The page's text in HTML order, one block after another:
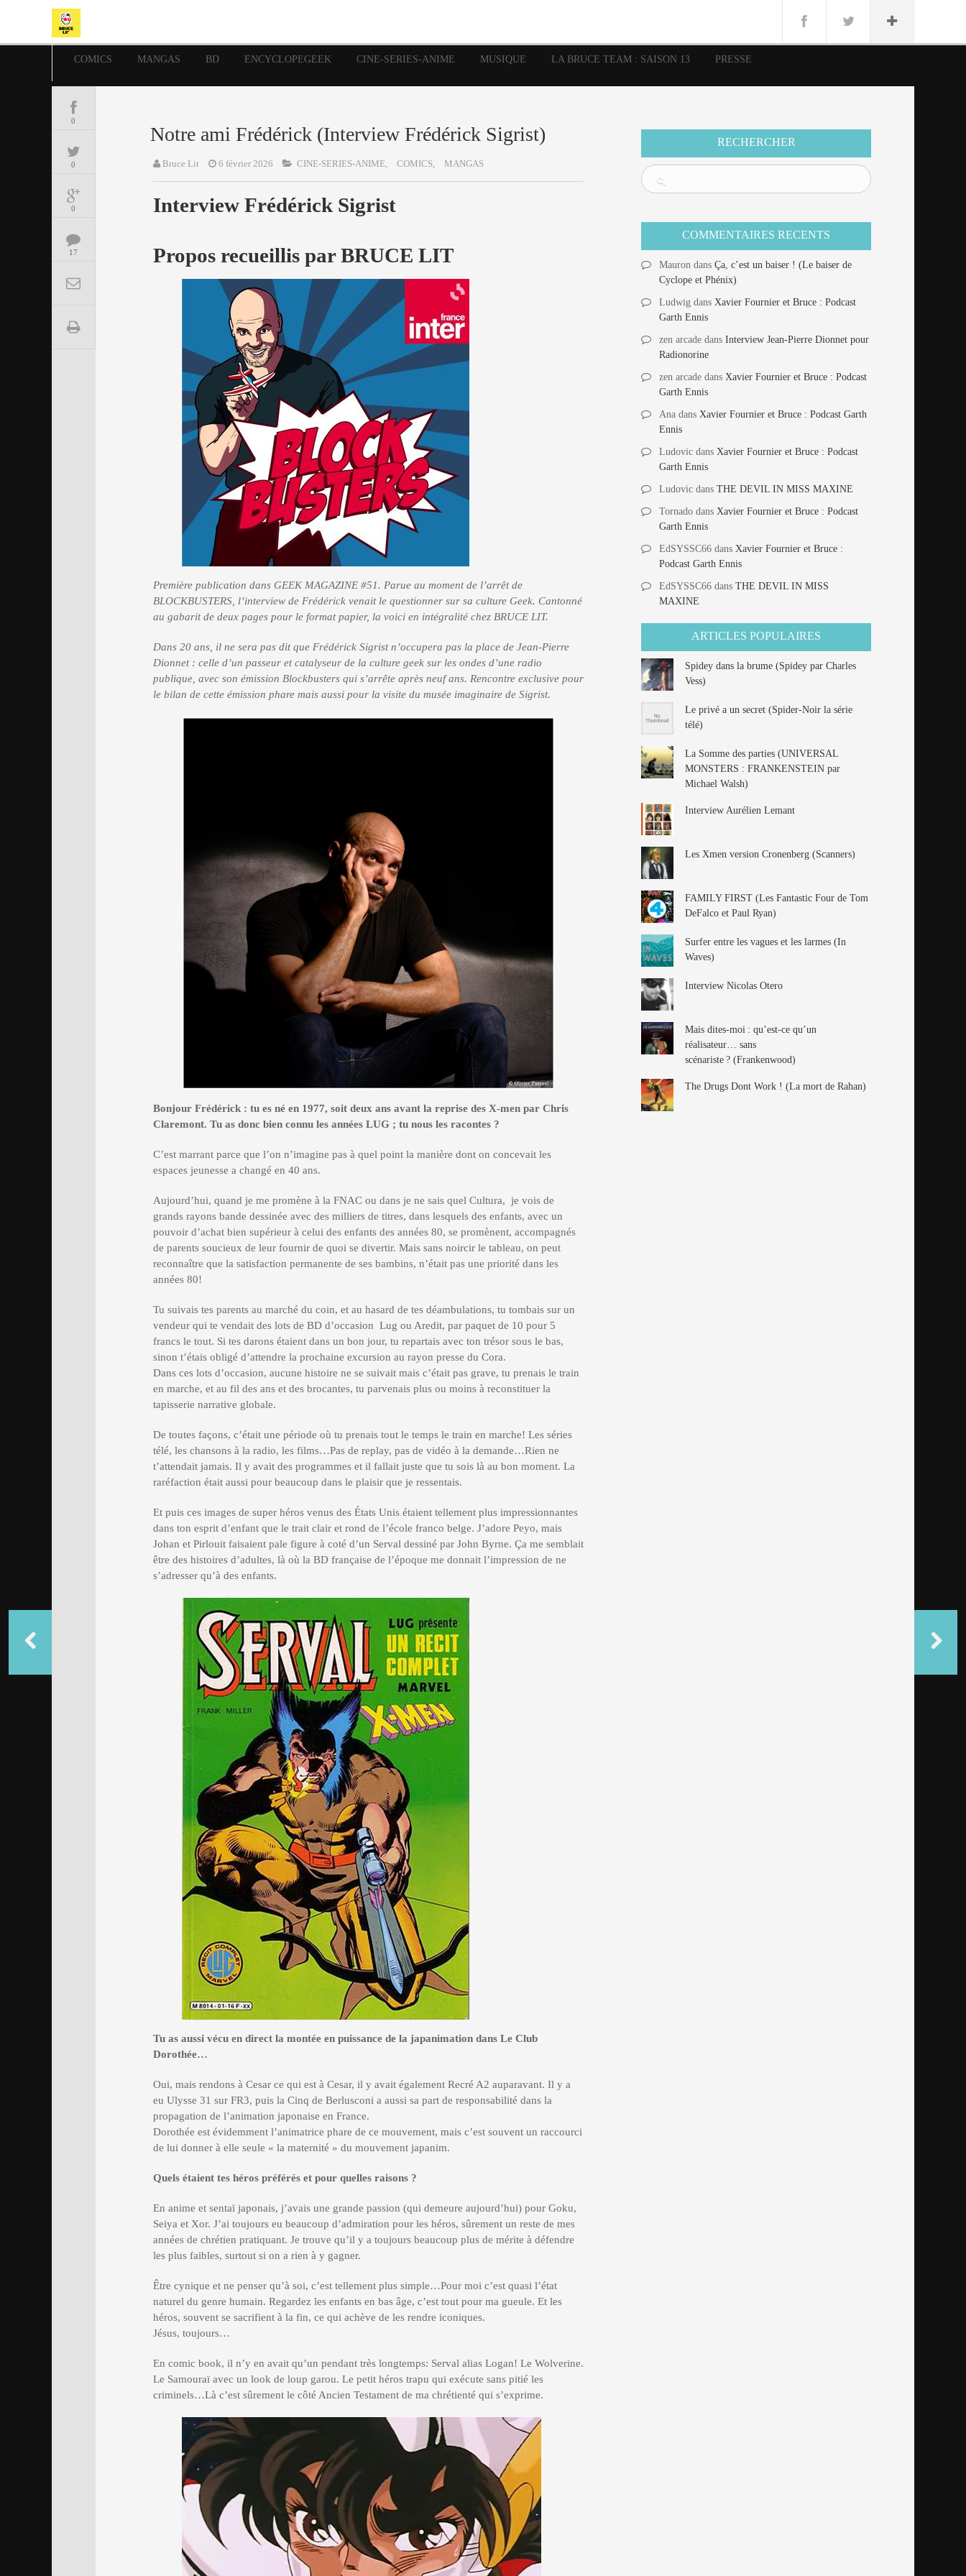
COMICS MANGAS BD ENCYCLOPEGEEK CINE-SERIES-ANIME MUSIQUE LA BRUCE TEAM : SAISON 13 PRESSE
0
0
0
17
Notre ami Frédérick (Interview Frédérick Sigrist)
Bruce Lit 6 février 2026 CINE-SERIES-ANIME, COMICS, MANGAS
Interview Frédérick Sigrist
Propos recueillis par BRUCE LIT
Première publication dans GEEK MAGAZINE #51. Parue au moment de l’arrêt de
BLOCKBUSTERS, l’interview de Frédérick venait le questionner sur sa culture Geek. Cantonné
au gabarit de deux pages pour le format papier, la voici en intégralité chez BRUCE LIT.
Dans 20 ans, il ne sera pas dit que Frédérick Sigrist n’occupera pas la place de Jean-Pierre
Dionnet : celle d’un passeur et catalyseur de la culture geek sur les ondes d’une radio
publique, avec son émission Blockbusters qui s’arrête après neuf ans. Rencontre exclusive pour
le bilan de cette émission phare mais aussi pour la visite du musée imaginaire de Sigrist.
Bonjour Frédérick : tu es né en 1977, soit deux ans avant la reprise des X-men par Chris
Claremont. Tu as donc bien connu les années LUG ; tu nous les racontes ?
C’est marrant parce que l’on n’imagine pas à quel point la manière dont on concevait les
espaces jeunesse a changé en 40 ans.
Aujourd’hui, quand je me promène à la FNAC ou dans je ne sais quel Cultura, je vois de
grands rayons bande dessinée avec des milliers de titres, dans lesquels des enfants, avec un
pouvoir d’achat bien supérieur à celui des enfants des années 80, se promènent, accompagnés
de parents soucieux de leur fournir de quoi se divertir. Mais sans noircir le tableau, on peut
reconnaître que la satisfaction permanente de ses bambins, n’était pas une priorité dans les
années 80!
Tu suivais tes parents au marché du coin, et au hasard de tes déambulations, tu tombais sur un
vendeur qui te vendait des lots de BD d’occasion Lug ou Aredit, par paquet de 10 pour 5
francs le tout. Si tes darons étaient dans un bon jour, tu repartais avec ton trésor sous le bas,
sinon t’étais obligé d’attendre la prochaine excursion au rayon presse du Cora.
Dans ces lots d’occasion, aucune histoire ne se suivait mais c’était pas grave, tu prenais le train
en marche, et au fil des ans et des brocantes, tu parvenais plus ou moins à reconstituer la
tapisserie narrative globale.
De toutes façons, c’était une période où tu prenais tout le temps le train en marche! Les séries
télé, les chansons à la radio, les films…Pas de replay, pas de vidéo à la demande…Rien ne
t’attendait jamais. Il y avait des programmes et il fallait juste que tu sois là au bon moment. La
raréfaction était aussi pour beaucoup dans le plaisir que je ressentais.
Et puis ces images de super héros venus des États Unis étaient tellement plus impressionnantes
dans ton esprit d’enfant que le trait clair et rond de l’école franco belge. J’adore Peyo, mais
Johan et Pirlouit faisaient pale figure à coté d’un Serval dessiné par John Byrne. Ça me semblait
être des histoires d’adultes, là où la BD française de l’époque me donnait l’impression de ne
s’adresser qu’à des enfants.
Tu as aussi vécu en direct la montée en puissance de la japanimation dans Le Club
Dorothée…
Oui, mais rendons à Cesar ce qui est à Cesar, il y avait également Recré A2 auparavant. Il y a
eu Ulysse 31 sur FR3, puis la Cinq de Berlusconi a aussi sa part de responsabilité dans la
propagation de l’animation japonaise en France.
Dorothée est évidemment l’animatrice phare de ce mouvement, mais c’est souvent un raccourci
de lui donner à elle seule « la maternité » du mouvement japanim.
Quels étaient tes héros préférés et pour quelles raisons ?
En anime et sentaï japonais, j’avais une grande passion (qui demeure aujourd’hui) pour Goku,
Seiya et Xor. J’ai toujours eu beaucoup d’admiration pour les héros, sûrement un reste de mes
années de chrétien pratiquant. Je trouve qu’il y a toujours beaucoup plus de mérite à défendre
les plus faibles, surtout si on a rien à y gagner.
Être cynique et ne penser qu’à soi, c’est tellement plus simple…Pour moi c’est quasi l’état
naturel du genre humain. Regardez les enfants en bas âge, c’est tout pour ma gueule. Et les
héros, souvent se sacrifient à la fin, ce qui achève de les rendre iconiques.
Jésus, toujours…
En comic book, il n’y en avait qu’un pendant très longtemps: Serval alias Logan! Le Wolverine.
Le Samouraï avec un look de loup garou. Le petit héros trapu qui exécute sans pitié les
criminels…Là c’est sûrement le côté Ancien Testament de ma chrétienté qui s’exprime.
RECHERCHER
COMMENTAIRES RECENTS
Mauron dansÇa, c’est un baiser ! (Le baiser de
Cyclope et Phénix)
Ludwig dansXavier Fournier et Bruce : Podcast
Garth Ennis
zen arcade dansInterview Jean-Pierre Dionnet pour
Radionorine
zen arcade dansXavier Fournier et Bruce : Podcast
Garth Ennis
Ana dansXavier Fournier et Bruce : Podcast Garth
Ennis
Ludovic dansXavier Fournier et Bruce : Podcast
Garth Ennis
Ludovic dansTHE DEVIL IN MISS MAXINE
Tornado dansXavier Fournier et Bruce : Podcast
Garth Ennis
EdSYSSC66 dansXavier Fournier et Bruce :
Podcast Garth Ennis
EdSYSSC66 dansTHE DEVIL IN MISS
MAXINE
ARTICLES POPULAIRES
Spidey dans la brume (Spidey par Charles
Vess)
Le privé a un secret (Spider-Noir la série
télé)
La Somme des parties (UNIVERSAL
MONSTERS : FRANKENSTEIN par
Michael Walsh)
Interview Aurélien Lemant
Les Xmen version Cronenberg (Scanners)
FAMILY FIRST (Les Fantastic Four de Tom
DeFalco et Paul Ryan)
Surfer entre les vagues et les larmes (In
Waves)
Interview Nicolas Otero
Mais dites-moi : qu’est-ce qu’un
réalisateur… sans
scénariste ? (Frankenwood)
The Drugs Dont Work ! (La mort de Rahan)
Mangas Marvel Mattie boy Musique
Panini Présence
Punisher Rock Semic Special Guest Spidey Superman